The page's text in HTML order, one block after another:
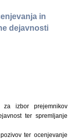
in
dejavnosti
izbor prejemnikov
ter spremljanje
ter ocenjevanje